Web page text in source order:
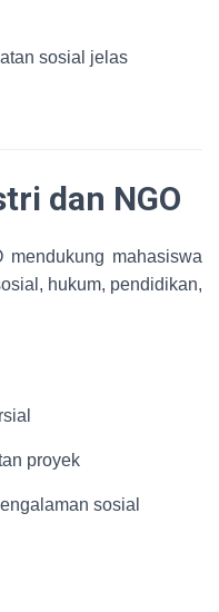
sosial jelas
dan NGO
mendukung mahasiswa
hukum, pendidikan,
proyek
sosial